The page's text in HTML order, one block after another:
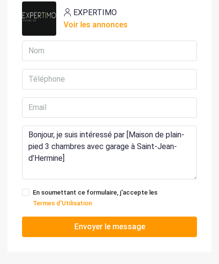
EXPERTIMO
Voir les annonces
En soumettant ce formulaire, j'accepte les
Termes d'Utilisation
Envoyer le message